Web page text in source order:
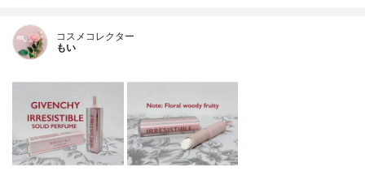
コスメコレクター
もい